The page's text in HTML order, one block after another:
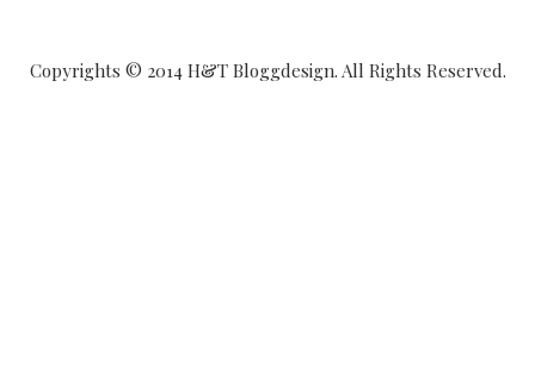
Copyrights © 2014 H&T Bloggdesign. All Rights Reserved.